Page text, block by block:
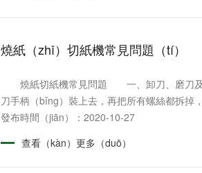
燒紙（zhǐ）切紙機常見問題（tí）
燒紙切紙機常見問題 一、卸刀、磨刀及
刀手柄（bǐng）裝上去，再把所有螺絲都拆掉
發布時間（jiān）：2020-10-27
查看（kàn）更多（duō）